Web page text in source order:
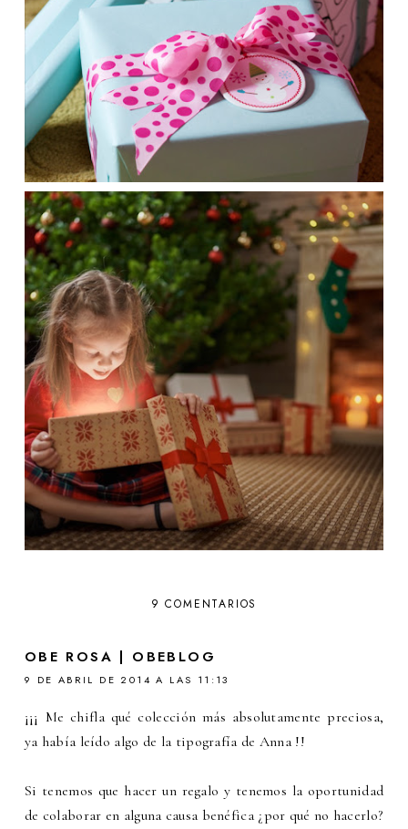
9 COMENTARIOS
OBE ROSA | OBEBLOG
9 DE ABRIL DE 2014 A LAS 11:13
¡¡¡ Me chifla qué colección más absolutamente preciosa,
ya había leído algo de la tipografía de Anna !!
Si tenemos que hacer un regalo y tenemos la oportunidad
de colaborar en alguna causa benéfica ¿por qué no hacerlo?